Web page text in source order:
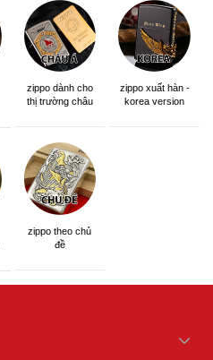
zippo dành cho
thị trường châu
zippo xuất hàn -
korea version
zippo theo chủ
đề